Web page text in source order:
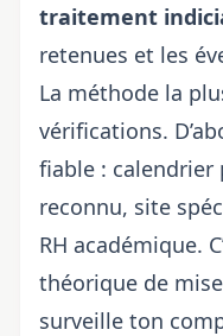
traitement
retenues et les
La méthode la
vérifications.
fiable : calendrier
reconnu, site
RH académique.
théorique de
surveille ton